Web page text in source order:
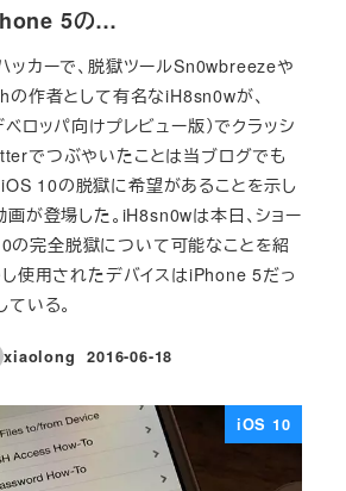
5の…
ッカーで、脱獄ツールSn0wbreezeや
作者として有名なiH8sn0wが、
ロッパ向けプレビュー版）でクラッシ
でつぶやいたことは当ブログでも
iOS 10の脱獄に希望があることを示し
が登場した。iH8sn0wは本日、ショー
の完全脱獄について可能なことを紹
し使用されたデバイスはiPhone 5だっ
いる。
xiaolong
投稿日
2016-06-18
iOS 10